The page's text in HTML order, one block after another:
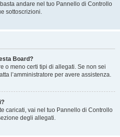
andare nel tuo Pannello di Controllo
sottoscrizioni.
Board?
o meno certi tipi di allegati. Se non sei
l’amministratore per avere assistenza.
caricati, vai nel tuo Pannello di Controllo
degli allegati.